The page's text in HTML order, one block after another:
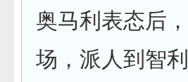
奥马利表态后
场，派人到智